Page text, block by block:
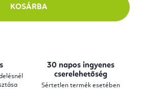
KOSÁRBA
30 napos ingyenes
cserelehetőség
Sértetlen termék esetében